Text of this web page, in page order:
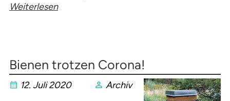
Weiterlesen
Bienen trotzen Corona!
12. Juli 2020 Archiv